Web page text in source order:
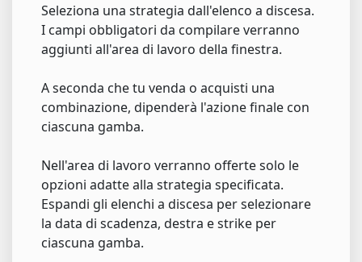
Seleziona una strategia dall'elenco a discesa.
I campi obbligatori da compilare verranno
aggiunti all'area di lavoro della finestra.
A seconda che tu venda o acquisti una
combinazione, dipenderà l'azione finale con
ciascuna gamba.
Nell'area di lavoro verranno offerte solo le
opzioni adatte alla strategia specificata.
Espandi gli elenchi a discesa per selezionare
la data di scadenza, destra e strike per
ciascuna gamba.